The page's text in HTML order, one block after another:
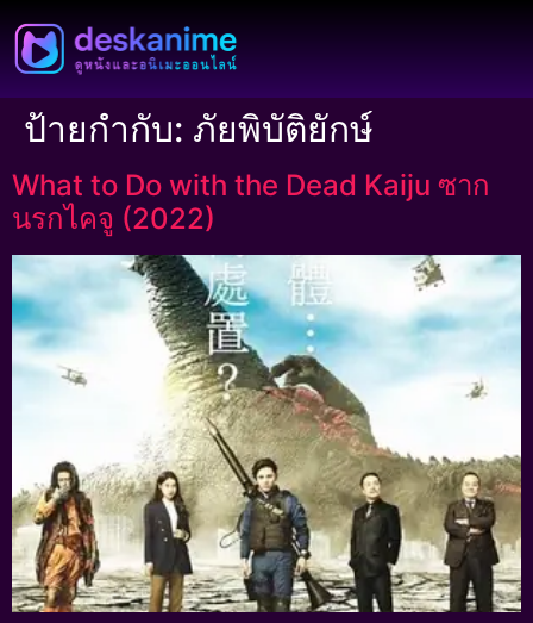
ป้ายกำกับ: ภัยพิบัติยักษ์
What to Do with the Dead Kaiju ซาก
นรกไคจู (2022)